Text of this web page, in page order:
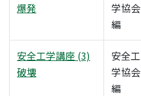
爆発
学協会
編
安全工学講座 (3)
破壊
安全工
学協会
編